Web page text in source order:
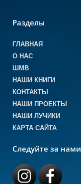
Разделы
ГЛАВНАЯ
О НАС
ШМВ
НАШИ КНИГИ
КОНТАКТЫ
НАШИ ПРОЕКТЫ
НАШИ ЛУЧИКИ
КАРТА САЙТА
Следуйте за нами